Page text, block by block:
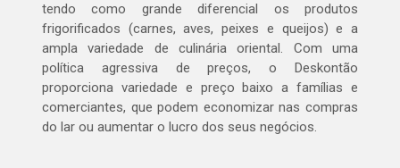
tendo como grande diferencial os produtos
frigorificados (carnes, aves, peixes e queijos) e a
ampla variedade de culinária oriental. Com uma
política agressiva de preços, o Deskontão
proporciona variedade e preço baixo a famílias e
comerciantes, que podem economizar nas compras
do lar ou aumentar o lucro dos seus negócios.